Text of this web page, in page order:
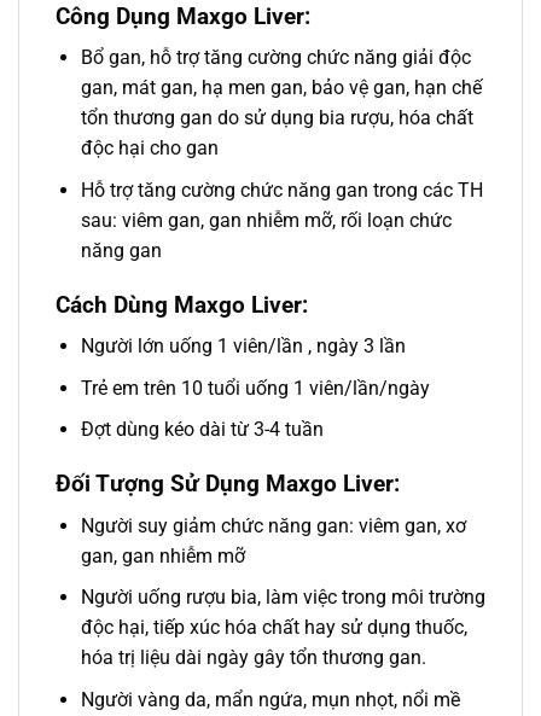
Công Dụng Maxgo Liver:
Bổ gan, hỗ trợ tăng cường chức năng giải độc
gan, mát gan, hạ men gan, bảo vệ gan, hạn chế
tổn thương gan do sử dụng bia rượu, hóa chất
độc hại cho gan
Hỗ trợ tăng cường chức năng gan trong các TH
sau: viêm gan, gan nhiễm mỡ, rối loạn chức
năng gan
Cách Dùng Maxgo Liver:
Người lớn uống 1 viên/lần , ngày 3 lần
Trẻ em trên 10 tuổi uống 1 viên/lần/ngày
Đợt dùng kéo dài từ 3-4 tuần
Đối Tượng Sử Dụng Maxgo Liver:
Người suy giảm chức năng gan: viêm gan, xơ
gan, gan nhiễm mỡ
Người uống rượu bia, làm việc trong môi trường
độc hại, tiếp xúc hóa chất hay sử dụng thuốc,
hóa trị liệu dài ngày gây tổn thương gan.
Người vàng da, mẩn ngứa, mụn nhọt, nổi mề